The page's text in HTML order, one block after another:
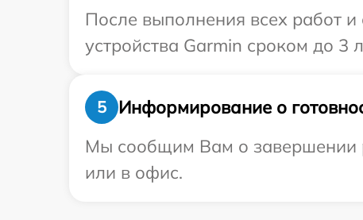
После выполнения всех работ
устройства Garmin сроком до 3
5
Информирование о
Мы сообщим Вам о завершении
или в офис.